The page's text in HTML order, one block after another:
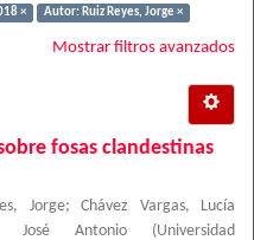
×
Autor: Ruiz Reyes, Jorge ×
Mostrar filtros avanzados
fosas clandestinas
Jorge; Chávez Vargas, Lucía
José Antonio (Universidad